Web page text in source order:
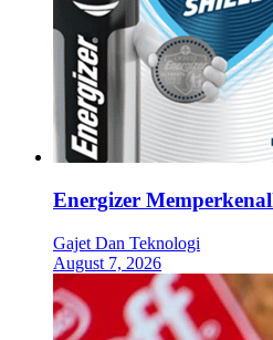
Energizer
Gajet Dan Teknologi
August 7, 2026